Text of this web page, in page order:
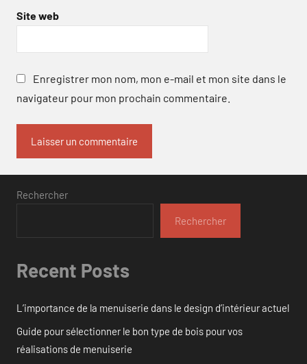
Site web
Enregistrer mon nom, mon e-mail et mon site dans le
navigateur pour mon prochain commentaire.
Rechercher
Rechercher
Recent Posts
L’importance de la menuiserie dans le design d’intérieur actuel
Guide pour sélectionner le bon type de bois pour vos
réalisations de menuiserie